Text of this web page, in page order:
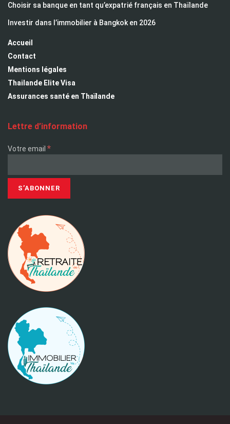
Choisir sa banque en tant qu’expatrié français en Thaïlande
Investir dans l’immobilier à Bangkok en 2026
Accueil
Contact
Mentions légales
Thailande Elite Visa
Assurances santé en Thaïlande
Lettre d’information
Votre email *